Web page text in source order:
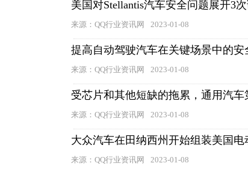
美国对Stellantis汽车安全问题展开3
来源：QQ行业资讯网 2023-01-08
提高自动驾驶汽车在关键场景中的安
来源：QQ行业资讯网 2023-01-08
受芯片和其他短缺的拖累，通用汽车
来源：QQ行业资讯网 2023-01-08
大众汽车在田纳西州开始组装美国电
来源：QQ行业资讯网 2023-01-08